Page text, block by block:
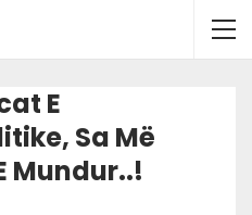
E
Sa Më
Mundur..!